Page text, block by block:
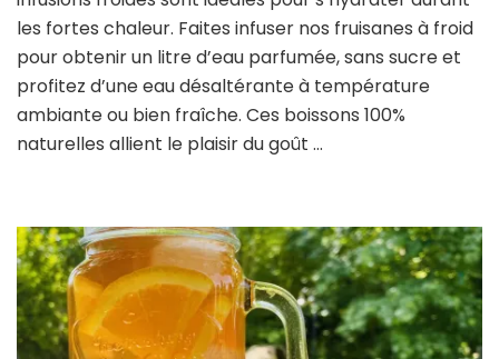
infusions
froides
à
Tournai
!
les fortes chaleur. Faites infuser nos fruisanes à froid
pour obtenir un litre d’eau parfumée, sans sucre et
profitez d’une eau désaltérante à température
ambiante ou bien fraîche. Ces boissons 100%
naturelles allient le plaisir du goût …